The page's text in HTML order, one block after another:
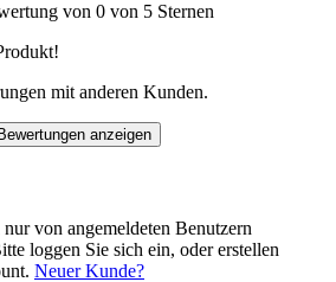
von 0 von 5 Sternen
mit anderen Kunden.
Bewertungen anzeigen
von angemeldeten Benutzern
loggen Sie sich ein, oder erstellen
Neuer Kunde?